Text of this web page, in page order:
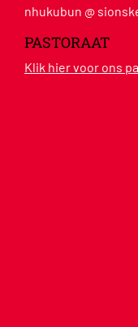
nhukubun @
PASTORAAT
Klik hier voor ons